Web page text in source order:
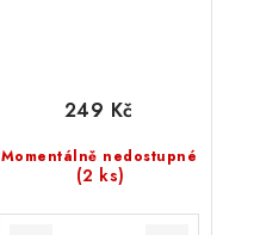
Momentálně nedostupné
(2 ks)
249 Kč